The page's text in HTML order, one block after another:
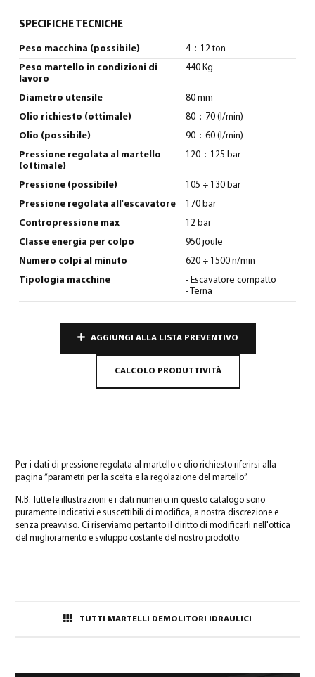
SPECIFICHE TECNICHE
Peso macchina (possibile) 4 ÷ 12 ton
Peso martello in condizioni di
lavoro
440 Kg
Diametro utensile 80 mm
Olio richiesto (ottimale) 80 ÷ 70 (l/min)
Olio (possibile) 90 ÷ 60 (l/min)
Pressione regolata al martello
(ottimale)
120 ÷ 125 bar
Pressione (possibile) 105 ÷ 130 bar
Pressione regolata all'escavatore 170 bar
Contropressione max 12 bar
Classe energia per colpo 950 joule
Numero colpi al minuto 620 ÷ 1500 n/min
Tipologia macchine
- Escavatore compatto
- Terna
AGGIUNGI ALLA LISTA PREVENTIVO
CALCOLO PRODUTTIVITÀ
Per i dati di pressione regolata al martello e olio richiesto riferirsi alla
pagina “parametri per la scelta e la regolazione del martello”.
N.B. Tutte le illustrazioni e i dati numerici in questo catalogo sono
puramente indicativi e suscettibili di modifica, a nostra discrezione e
senza preavviso. Ci riserviamo pertanto il diritto di modificarli nell'ottica
del miglioramento e sviluppo costante del nostro prodotto.
TUTTI MARTELLI DEMOLITORI IDRAULICI